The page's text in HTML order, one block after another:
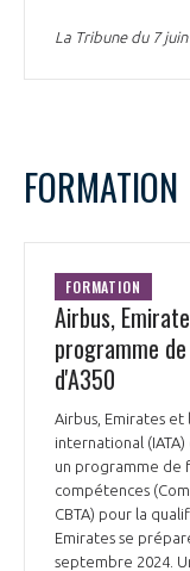
La Tribune du 7 juin
FORMATION
FORMATION
Airbus,
programme
d'A350
Airbus, Emirates
international
un programme de
compétences
CBTA) pour la
Emirates se
septembre 2024.